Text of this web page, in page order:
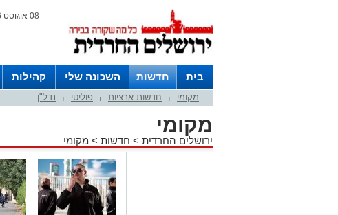
08 אוגוסט 2026 / 12:12
בית חדשות השכונה שלי קהילות
חצרות
מקומי חדשות ארציות פוליטי נדל"ן
מקומי
ירושלים החרדית > חדשות > מקומי